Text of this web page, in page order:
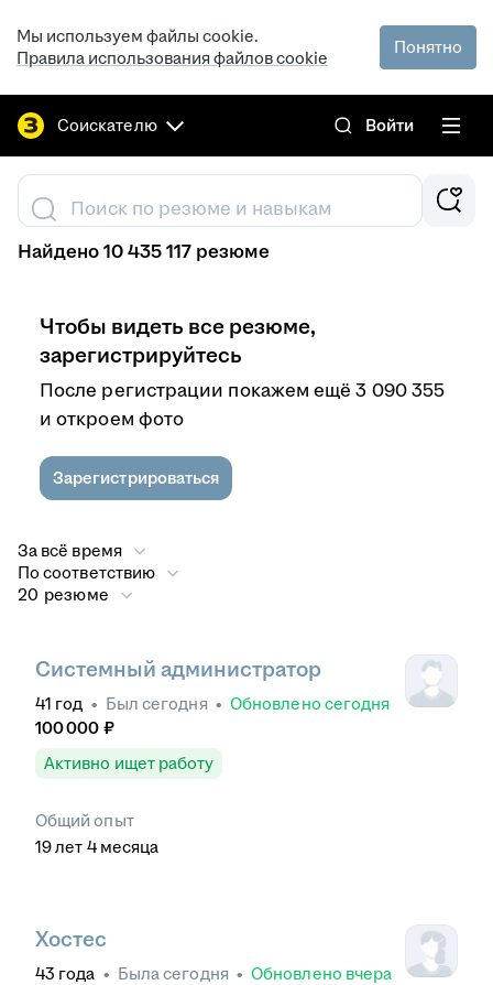
Мы используем файлы cookie.
Правила использования файлов cookie
Понятно
Соискателю Войти
Поиск по резюме и навыкам
Найдено 10 435 117 резюме
Чтобы видеть все резюме,
зарегистрируйтесь
После регистрации покажем ещё 3 090 355
и откроем фото
Зарегистрироваться
За всё время
По соответствию
20 резюме
Системный администратор
41 год • Был сегодня • Обновлено сегодня
100 000 ₽
Активно ищет работу
Общий опыт
19лет 4 месяца
Хостес
43 года • Быласегодня • Обновлено вчера